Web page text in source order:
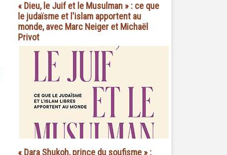
« Dieu, le Juif et le Musulman » : ce que
le judaïsme et l'islam apportent au
monde, avec Marc Neiger et Michaël
Privot
« Dara Shukoh, prince du soufisme » :